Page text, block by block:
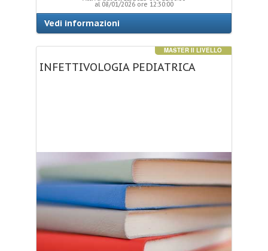
al 08/01/2026 ore 12:30:00
Vedi informazioni
MASTER II LIVELLO
INFETTIVOLOGIA PEDIATRICA